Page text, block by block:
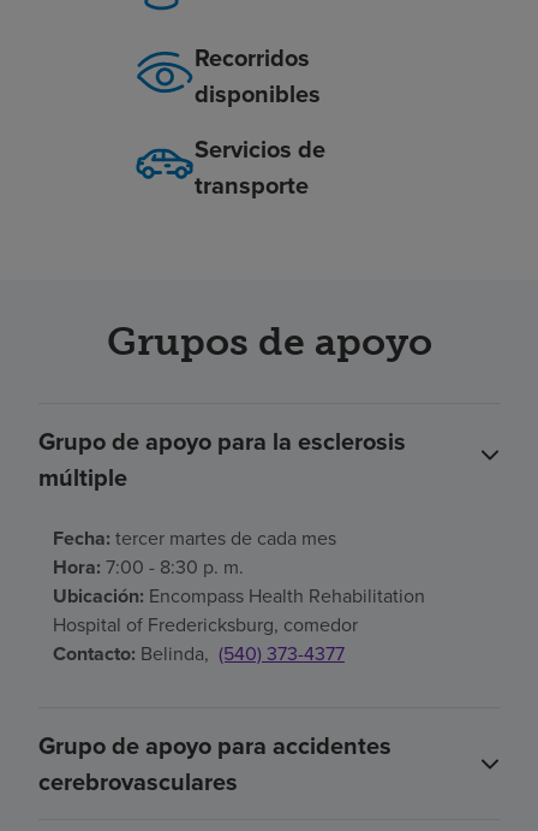
Recorridos
disponibles
Servicios de
transporte
Grupos de apoyo
Grupo de apoyo para la esclerosis
múltiple
Fecha: tercer martes de cada mes
Hora: 7:00 - 8:30 p. m.
Ubicación: Encompass Health Rehabilitation
Hospital of Fredericksburg, comedor
Contacto: Belinda, (540) 373-4377
Grupo de apoyo para accidentes
cerebrovasculares